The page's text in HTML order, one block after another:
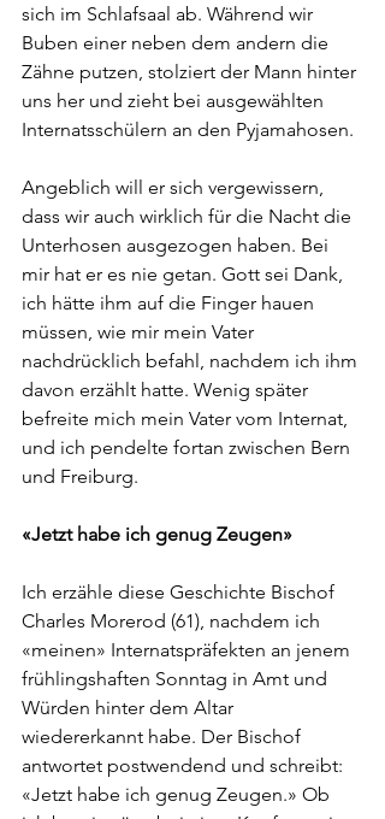
sich im Schlafsaal ab. Während wir
Buben einer neben dem andern die
Zähne putzen, stolziert der Mann hinter
uns her und zieht bei ausgewählten
Internatsschülern an den Pyjamahosen.
Angeblich will er sich vergewissern,
dass wir auch wirklich für die Nacht die
Unterhosen ausgezogen haben. Bei
mir hat er es nie getan. Gott sei Dank,
ich hätte ihm auf die Finger hauen
müssen, wie mir mein Vater
nachdrücklich befahl, nachdem ich ihm
davon erzählt hatte. Wenig später
befreite mich mein Vater vom Internat,
und ich pendelte fortan zwischen Bern
und Freiburg.
«Jetzt habe ich genug Zeugen»
Ich erzähle diese Geschichte Bischof
Charles Morerod (61), nachdem ich
«meinen» Internatspräfekten an jenem
frühlingshaften Sonntag in Amt und
Würden hinter dem Altar
wiedererkannt habe. Der Bischof
antwortet postwendend und schreibt:
«Jetzt habe ich genug Zeugen.» Ob